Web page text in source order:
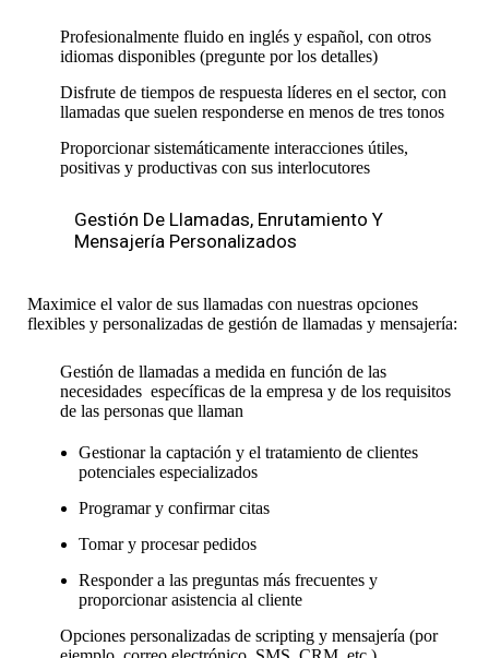
Profesionalmente fluido en inglés y español, con otros
idiomas disponibles (pregunte por los detalles)
Disfrute de tiempos de respuesta líderes en el sector, con
llamadas que suelen responderse en menos de tres tonos
Proporcionar sistemáticamente interacciones útiles,
positivas y productivas con sus interlocutores
Gestión De Llamadas, Enrutamiento Y
Mensajería Personalizados
Maximice el valor de sus llamadas con nuestras opciones
flexibles y personalizadas de gestión de llamadas y mensajería:
Gestión de llamadas a medida en función de las
necesidades específicas de la empresa y de los requisitos
de las personas que llaman
Gestionar la captación y el tratamiento de clientes
potenciales especializados
Programar y confirmar citas
Tomar y procesar pedidos
Responder a las preguntas más frecuentes y
proporcionar asistencia al cliente
Opciones personalizadas de scripting y mensajería (por